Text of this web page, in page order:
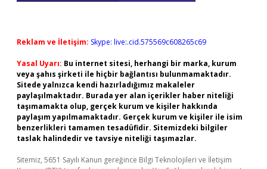
Reklam ve İletişim: Skype: live:.cid.575569c608265c69
Yasal Uyarı: Bu internet sitesi, herhangi bir marka, kurum
veya şahıs şirketi ile hiçbir bağlantısı bulunmamaktadır.
Sitede yalnızca kendi hazırladığımız makaleler
paylaşılmaktadır. Burada yer alan içerikler haber niteliği
taşımamakta olup, gerçek kurum ve kişiler hakkında
paylaşım yapılmamaktadır. Gerçek kurum ve kişiler ile isim
benzerlikleri tamamen tesadüfidir. Sitemizdeki bilgiler
taslak halindedir ve tavsiye niteliği taşımazlar.
Sitemiz, 5651 Sayılı Kanun gereğince Bilgi Teknolojileri ve İletişim